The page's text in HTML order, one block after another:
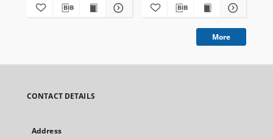
More
CONTACT DETAILS
Address